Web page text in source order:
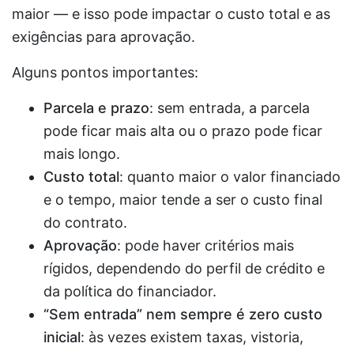
maior — e isso pode impactar o custo total e as
exigências para aprovação.
Alguns pontos importantes:
Parcela e prazo: sem entrada, a parcela
pode ficar mais alta ou o prazo pode ficar
mais longo.
Custo total: quanto maior o valor financiado
e o tempo, maior tende a ser o custo final
do contrato.
Aprovação: pode haver critérios mais
rígidos, dependendo do perfil de crédito e
da política do financiador.
“Sem entrada” nem sempre é zero custo
inicial: às vezes existem taxas, vistoria,